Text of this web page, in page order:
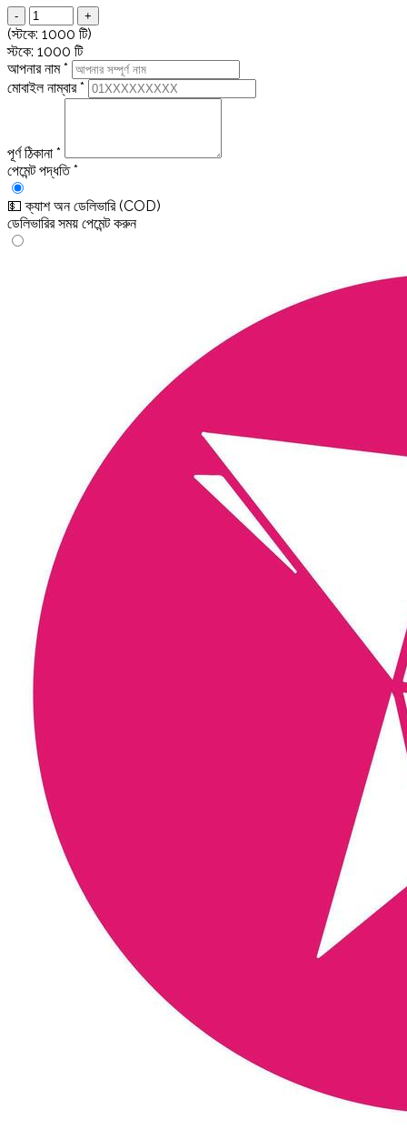
- +
(স্টকে: 1000 টি)
স্টকে: 1000 টি
আপনার নাম*
মোবাইল নাম্বার*
পূর্ণ ঠিকানা *
পেমেন্ট পদ্ধতি*
💵 ক্যাশ অন ডেলিভারি (COD)
ডেলিভারির সময় পেমেন্ট করুন